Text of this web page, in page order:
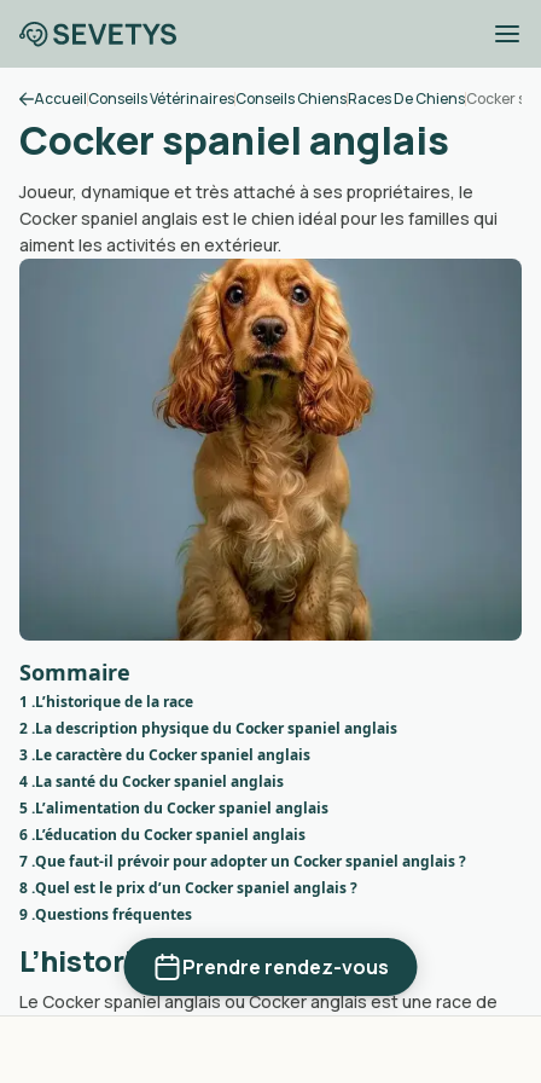
Prendre rendez-vous
AccueilConseils VétérinairesConseils ChiensRaces De ChiensCocker
Cocker spaniel anglais
Joueur, dynamique et très attaché à ses propriétaires, le
Cocker spaniel anglais est le chien idéal pour les familles qui
aiment les activités en extérieur.
Sommaire
1 .L’historique de la race
2 .La description physique du Cocker spaniel anglais
3 .Le caractère du Cocker spaniel anglais
4 .La santé du Cocker spaniel anglais
5 .L’alimentation du Cocker spaniel anglais
6 .L’éducation du Cocker spaniel anglais
7 .Que faut-il prévoir pour adopter un Cocker spaniel anglais ?
8 .Quel est le prix d’un Cocker spaniel anglais ?
9 .Questions fréquentes
L’historique de la race
Le Cocker spaniel anglais ou Cocker anglais est une race de